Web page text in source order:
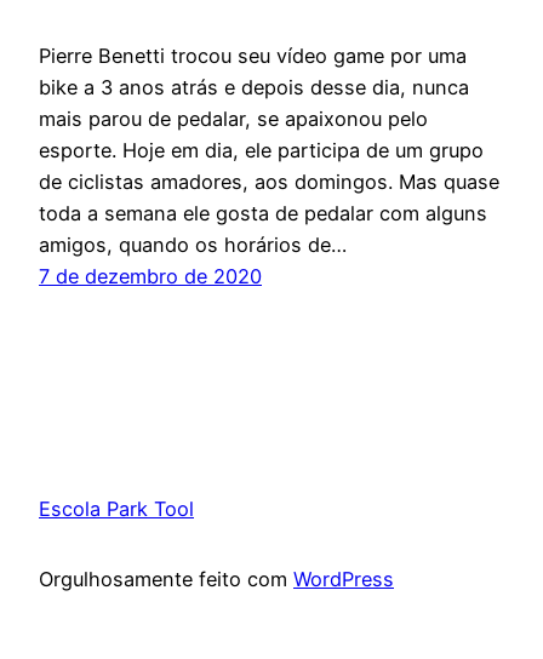
Pierre Benetti trocou seu vídeo game por uma
bike a 3 anos atrás e depois desse dia, nunca
mais parou de pedalar, se apaixonou pelo
esporte. Hoje em dia, ele participa de um grupo
de ciclistas amadores, aos domingos. Mas quase
toda a semana ele gosta de pedalar com alguns
amigos, quando os horários de…
7 de dezembro de 2020
Escola Park Tool
Orgulhosamente feito com WordPress